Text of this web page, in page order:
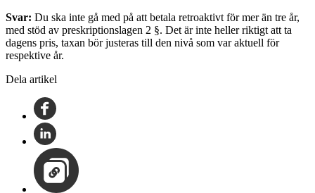
Svar: Du ska inte gå med på att betala retroaktivt för mer än tre år,
med stöd av preskriptionslagen 2 §. Det är inte heller riktigt att ta
dagens pris, taxan bör justeras till den nivå som var aktuell för
respektive år.
Dela artikel